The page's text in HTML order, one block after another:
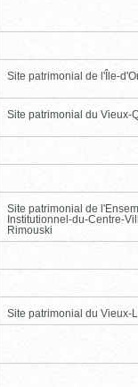
Site patrimonial de l'Île-
Site patrimonial du Vieux-
Site patrimonial de
Institutionnel-du-Centre-
Rimouski
Site patrimonial du Vieux-